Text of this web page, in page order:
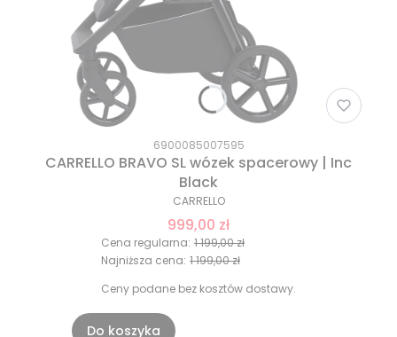
6900085007595
CARRELLO BRAVO SL wózek spacerowy | Inc
Black
CARRELLO
999,00 zł
Cena regularna: 1 199,00 zł
Najniższa cena: 1 199,00 zł
Ceny podane bez kosztów dostawy.
Do koszyka